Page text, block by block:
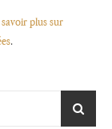
plus sur
.